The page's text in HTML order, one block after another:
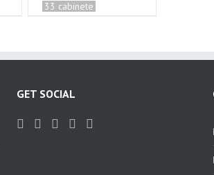
33 cabinete
GET SOCIAL